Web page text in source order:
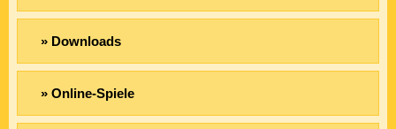
» Downloads
» Online-Spiele